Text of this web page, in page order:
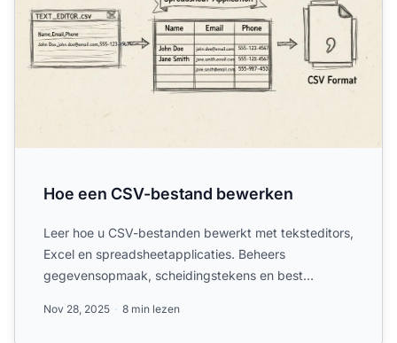
Hoe een CSV-bestand bewerken
Leer hoe u CSV-bestanden bewerkt met teksteditors,
Excel en spreadsheetapplicaties. Beheers
gegevensopmaak, scheidingstekens en best
Nov 28, 2025 8 min lezen